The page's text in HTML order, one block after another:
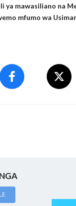
ya mawasiliano na
mfumo wa